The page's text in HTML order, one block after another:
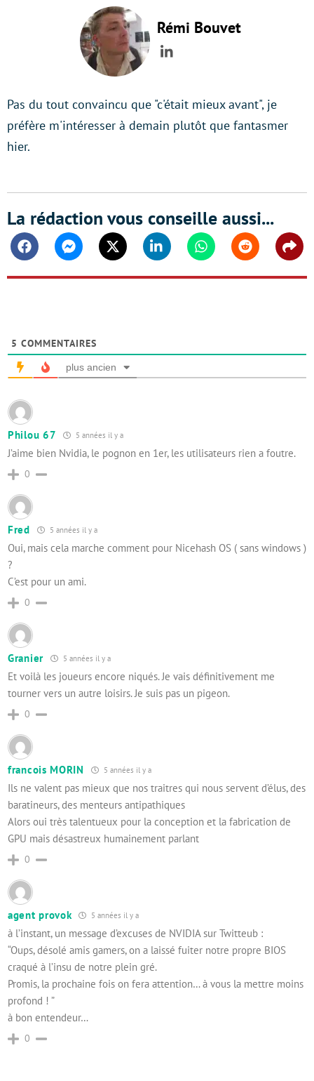
Rémi Bouvet
LinkedIn
Pas du tout convaincu que "c'était mieux avant", je
préfère m'intéresser à demain plutôt que fantasmer
hier.
La rédaction vous conseille aussi...
FacebookMessengerTwitter Linkedin WhatsappReddit
5 COMMENTAIRES
plus ancien
Philou 67 5 années il y a
J’aime bien Nvidia, le pognon en 1er, les utilisateurs rien a foutre.
0
Fred 5 années il y a
Oui, mais cela marche comment pour Nicehash OS ( sans windows )
?
C’est pour un ami.
0
Granier 5 années il y a
Et voilà les joueurs encore niqués. Je vais définitivement me
tourner vers un autre loisirs. Je suis pas un pigeon.
0
francois MORIN 5 années il y a
Ils ne valent pas mieux que nos traitres qui nous servent d’élus, des
baratineurs, des menteurs antipathiques
Alors oui très talentueux pour la conception et la fabrication de
GPU mais désastreux humainement parlant
0
agent provok 5 années il y a
à l’instant, un message d’excuses de NVIDIA sur Twitteub :
“Oups, désolé amis gamers, on a laissé fuiter notre propre BIOS
craqué à l’insu de notre plein gré.
Promis, la prochaine fois on fera attention… à vous la mettre moins
profond ! ”
à bon entendeur…
0